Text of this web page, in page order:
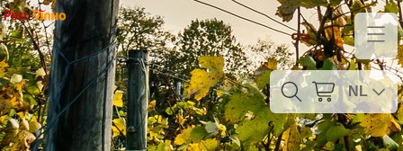
Home
Contact
Mijn account
NL